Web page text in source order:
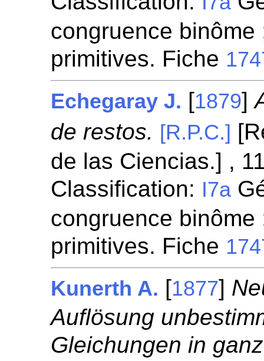
congruence
primitives. Fiche
Echegaray J. [1879]
de restos. [R.P.C.]
de las Ciencias.] ,
Classification: I7a
congruence
primitives. Fiche
Kunerth A. [1877]
Auflösung
Gleichungen in